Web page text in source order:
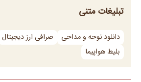
تبلیغات متنی
دانلود نوحه و مداحی صرافی ارز دیجیتال
بلیط هواپیما